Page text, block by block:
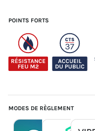
POINTS FORTS
MODES DE RÈGLEMENT